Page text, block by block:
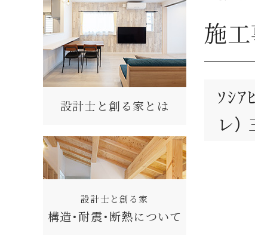
設計士と創る家とは
設計士と創る家
構造・耐震・断熱について
施
ｿｼｱ
レ